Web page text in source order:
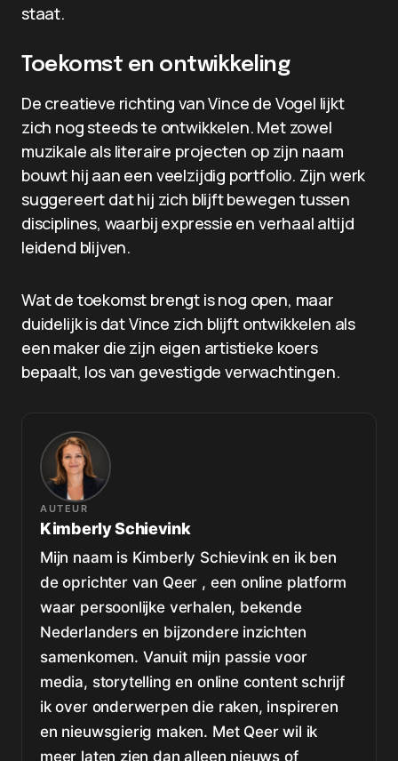
staat.
Toekomst en ontwikkeling
De creatieve richting van Vince de Vogel lijkt
zich nog steeds te ontwikkelen. Met zowel
muzikale als literaire projecten op zijn naam
bouwt hij aan een veelzijdig portfolio. Zijn werk
suggereert dat hij zich blijft bewegen tussen
disciplines, waarbij expressie en verhaal altijd
leidend blijven.
Wat de toekomst brengt is nog open, maar
duidelijk is dat Vince zich blijft ontwikkelen als
een maker die zijn eigen artistieke koers
bepaalt, los van gevestigde verwachtingen.
AUTEUR
Kimberly Schievink
Mijn naam is Kimberly Schievink en ik ben
de oprichter van Qeer , een online platform
waar persoonlijke verhalen, bekende
Nederlanders en bijzondere inzichten
samenkomen. Vanuit mijn passie voor
media, storytelling en online content schrijf
ik over onderwerpen die raken, inspireren
en nieuwsgierig maken. Met Qeer wil ik
meer laten zien dan alleen nieuws of